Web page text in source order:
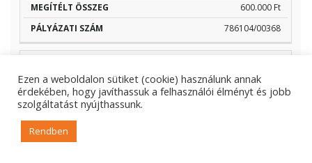
600.000 Ft
786104/00368
BUDAKALÁSZ
MESTERKURZUSOK BUDAKALÁSZON AZ V.
KALÁSZI ÉNEKES TAVASZKÖSZÖNTŐN ÉS A XIII. ORSZÁGOS
Ezen a weboldalon sütiket (cookie) használunk annak
érdekében, hogy javíthassuk a felhasználói élményt és jobb
szolgáltatást nyújthassunk.
Rendben